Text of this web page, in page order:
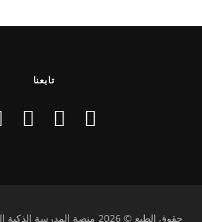
تابعنا
حقوق الطبع © 2026 منصة المدرسة الذكية الفلسطينية